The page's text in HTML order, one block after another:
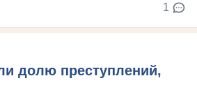
1
долю преступлений,